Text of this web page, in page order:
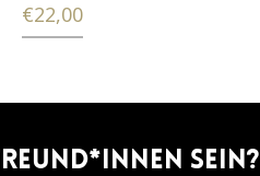
€22,00
sein?